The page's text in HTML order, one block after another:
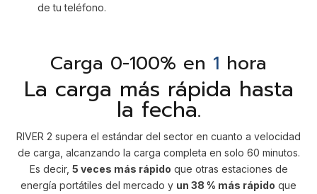
de tu teléfono.
Carga 0-100% en 1 hora
La carga más rápida hasta
la fecha.
RIVER 2 supera el estándar del sector en cuanto a velocidad
de carga, alcanzando la carga completa en solo 60 minutos.
Es decir, 5 veces más rápido que otras estaciones de
energía portátiles del mercado y un 38 % más rápido que